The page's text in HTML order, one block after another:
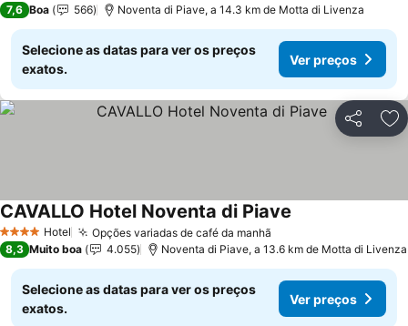
7,6 Boa 566 Noventa di Piave, a 14.3 km de Motta di Livenza
Selecione as datas para ver os preços
exatos.
Ver preços
Partilhar
4 EstrelasHotel Opções variadas de café da manhã
CAVALLO Hotel Noventa di Piave
8,3 Muito boa 4.055 Noventa di Piave, a 13.6 km de Motta di Livenza
Selecione as datas para ver os preços
exatos.
Ver preços